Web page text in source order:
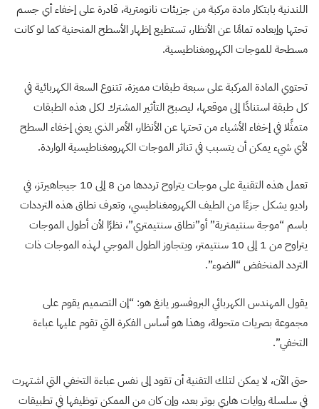
اللندنية بابتكار مادة مركبة من جزيئات نانومترية، قادرة على إخفاء أي جسم
تحتها وإبعاده تمامًا عن الأنظار، تستطيع إظهار الأسطح المنحنية كما لو كانت
مسطحة للموجات الكهرومغناطيسية.
تحتوي المادة المركبة على سبعة طبقات مميزة، تتنوع السعة الكهربائية في
كل طبقة استنادًا إلى موقعها، ليصبح التأثير المشترك لكل هذه الطبقات
متمثًلا في إخفاء الأشياء من تحتها عن الأنظار، الأمر الذي يعني إخفاء السطح
لأي شيء يمكن أن يتسبب في تناثر الموجات الكهرومغناطيسية الواردة.
تعمل هذه التقنية على موجات يتراوح ترددها من 8 إلى 10 جيجاهيرتز، في
راديو يشكل جزءًا من الطيف الكهرومغناطيسي، وتعرف نطاق هذه الترددات
باسم “موجة سنتيمترية” أو”نطاق سنتيمتري”، نظرًا لأن أطول الموجات
يتراوح من 1 إلى 10 سنتيمتر، ويتجاوز الطول الموجي لهذه الموجات ذات
التردد المنخفض “الضوء”.
يقول المهندس الكهربائي البروفسور يانغ هو: “إن التصميم يقوم على
مجموعة بصريات متحولة، وهذا هو أساس الفكرة التي تقوم عليها عباءة
التخفي”.
حتى الآن، لا يمكن لتلك التقنية أن تقود إلى نفس عباءة التخفي التي اشتهرت
في سلسلة روايات هاري بوتر بعد، وإن كان من الممكن توظيفها في تطبيقات